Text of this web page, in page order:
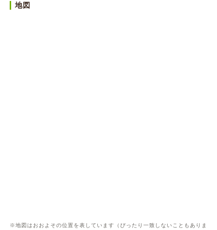
地図
※地図はおおよその位置を表しています（ぴったり一致しないこともありま